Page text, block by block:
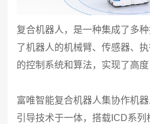
复合机器人，是一种集成了多
了机器人的机械臂、传感器、
的控制系统和算法，实现了高度
富唯智能复合机器人集协作机
引导技术于一体，搭载ICD系